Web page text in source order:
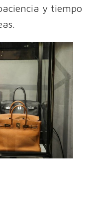
y tiempo